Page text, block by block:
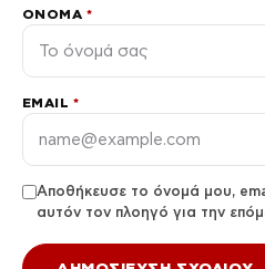
ΌΝΟΜΑ *
EMAIL *
Αποθήκευσε το όνομά μου,
αυτόν τον πλοηγό για την